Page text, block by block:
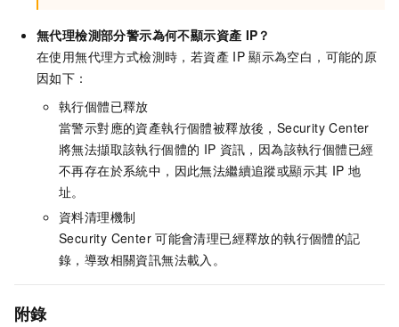
無代理檢測部分警示為何不顯示資產 IP？
在使用無代理方式檢測時，若資產 IP 顯示為空白，可能的原
因如下：
執行個體已釋放
當警示對應的資產執行個體被釋放後，Security Center
將無法擷取該執行個體的 IP 資訊，因為該執行個體已經
不再存在於系統中，因此無法繼續追蹤或顯示其 IP 地
址。
資料清理機制
Security Center 可能會清理已經釋放的執行個體的記
錄，導致相關資訊無法載入。
附錄